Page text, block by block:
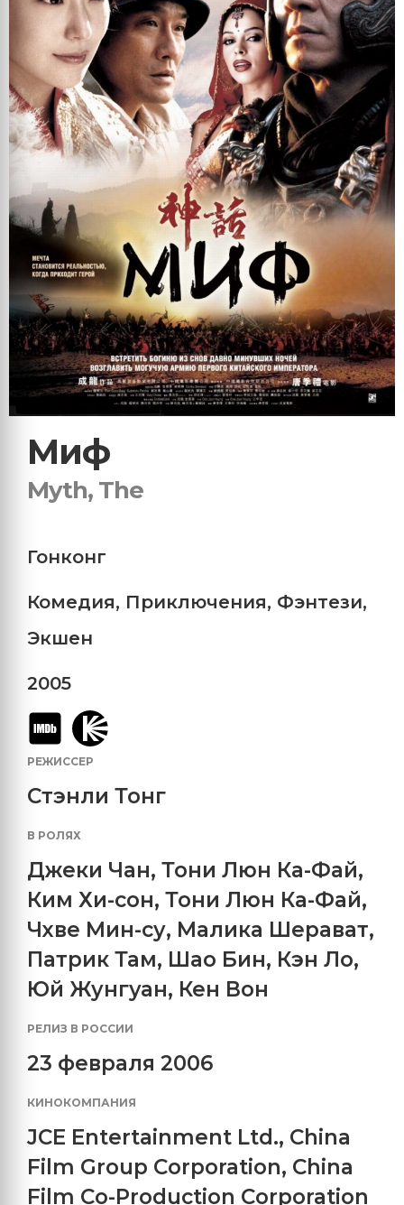
Миф
Myth, The
Гонконг
Комедия, Приключения, Фэнтези,
Экшен
2005
РЕЖИССЕР
Стэнли Тонг
В РОЛЯХ
Джеки Чан, Тони Люн Ка-Фай,
Ким Хи-сон, Тони Люн Ка-Фай,
Чхве Мин-су, Малика Шерават,
Патрик Там, Шао Бин, Кэн Ло,
Юй Жунгуан, Кен Вон
РЕЛИЗ В РОССИИ
23 февраля 2006
КИНОКОМПАНИЯ
JCE Entertainment Ltd., China
Film Group Corporation, China
Film Co-Production Corporation